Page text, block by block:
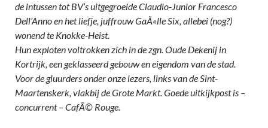
de intussen tot BV’s uitgegroeide Claudio-Junior Francesco
Dell’Anno en het liefje, juffrouw GaÃ«lle Six, allebei (nog?)
wonend te Knokke-Heist.
Hun exploten voltrokken zich in de zgn. Oude Dekenij in
Kortrijk, een geklasseerd gebouw en eigendom van de stad.
Voor de gluurders onder onze lezers, links van de Sint-
Maartenskerk, vlakbij de Grote Markt. Goede uitkijkpost is –
concurrent – CafÃ© Rouge.